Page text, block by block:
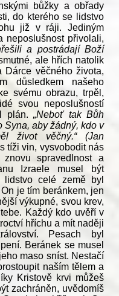
bůžky a obřady
do kterého se lidstvo
již v ráji. Jediným
neposlušnost přivolali,
a postrádají Boží
ale hřích natolik
věčného života,
důsledkem našeho
svému obrazu, trpěl,
svou neposlušností
plán.„Neboť tak Bůh
Syna, aby žádný, kdo v
život věčný.“ (Jan
tíži vin, vysvobodit nás
spravedlnost a
Izraele musel být
celé země byl
je tím beránkem, jen
výkupné, svou krev,
Každý kdo uvěří v
hříchu a mít naději
Pesach byl
Beránek se musel
maso sníst. Nestačí
naším tělem a
Kristově krvi můžeš
zachráněn, uvědomíš